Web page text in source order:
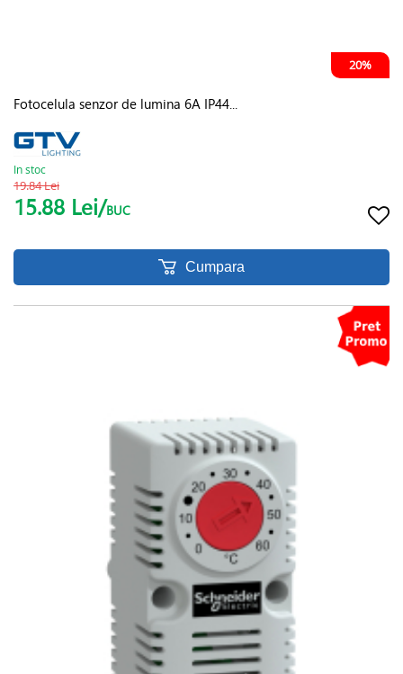
20%
Fotocelula senzor de lumina 6A IP44...
In stoc
19.84 Lei
15.88 Lei/BUC
Cumpara